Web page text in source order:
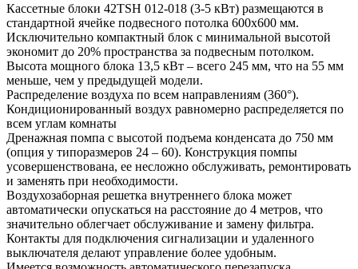
Кассетные блоки 42TSH 012-018 (3-5 кВт) размещаются в
стандартной ячейке подвесного потолка 600х600 мм.
Исключительно компактный блок с минимальной высотой
экономит до 20% пространства за подвесным потолком.
Высота мощного блока 13,5 кВт – всего 245 мм, что на 55 мм
меньше, чем у предыдущей модели.
Распределение воздуха по всем направлениям (360°).
Кондиционированный воздух равномерно распределяется по
всем углам комнаты
Дренажная помпа с высотой подъема конденсата до 750 мм
(опция у типоразмеров 24 – 60). Конструкция помпы
усовершенствована, ее несложно обслуживать, ремонтировать
и заменять при необходимости.
Воздухозаборная решетка внутреннего блока может
автоматически опускаться на расстояние до 4 метров, что
значительно облегчает обслуживание и замену фильтра.
Контакты для подключения сигнализации и удаленного
выключателя делают управление более удобным.